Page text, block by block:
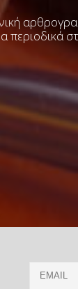
περιοδικά
Email